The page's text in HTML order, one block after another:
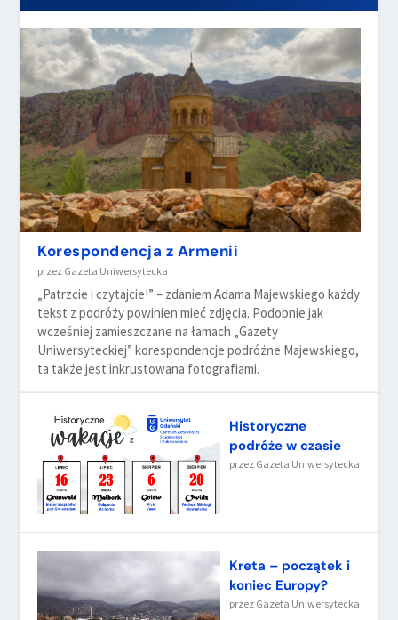
Korespondencja z Armenii
przez Gazeta Uniwersytecka
„Patrzcie i czytajcie!” – zdaniem Adama Majewskiego każdy
tekst z podróży powinien mieć zdjęcia. Podobnie jak
wcześniej zamieszczane na łamach „Gazety
Uniwersyteckiej” korespondencje podróżne Majewskiego,
ta także jest inkrustowana fotografiami.
Historyczne
podróże w czasie
przez Gazeta Uniwersytecka
Kreta – początek i
koniec Europy?
przez Gazeta Uniwersytecka